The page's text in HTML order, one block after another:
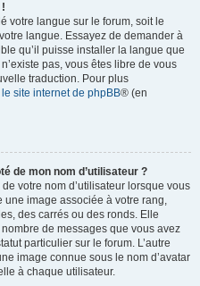
votre langue sur le forum, soit le
langue. Essayez de demander à
qu’il puisse installer la langue que
pas, vous êtes libre de vous
traduction. Pour plus
le site internet de phpBB® (en
de mon nom d’utilisateur ?
votre nom d’utilisateur lorsque vous
une image associée à votre rang,
des carrés ou des ronds. Elle
de messages que vous avez
particulier sur le forum. L’autre
image connue sous le nom d’avatar
à chaque utilisateur.